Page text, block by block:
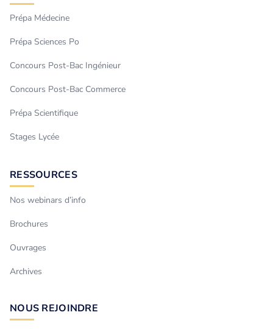
Prépa Médecine
Prépa Sciences Po
Concours Post-Bac Ingénieur
Concours Post-Bac Commerce
Prépa Scientifique
Stages Lycée
RESSOURCES
Nos webinars d’info
Brochures
Ouvrages
Archives
NOUS REJOINDRE